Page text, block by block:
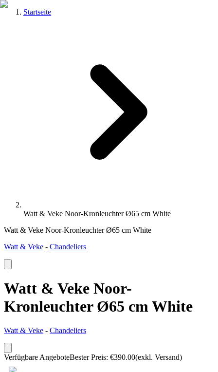
Startseite
Watt & Veke Noor-Kronleuchter Ø65 cm White
Watt & Veke Noor-Kronleuchter Ø65 cm White
Watt & Veke - Chandeliers
Watt & Veke Noor-
Kronleuchter Ø65 cm White
Watt & Veke - Chandeliers
Verfügbare AngeboteBester Preis: €390.00(exkl. Versand)